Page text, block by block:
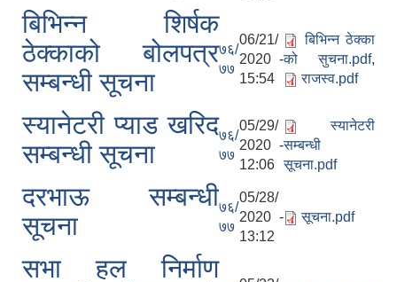
बिभिन्न शिर्षक
ठेक्काको बोलपत्र
सम्बन्धी सूचना
७६/
७७
06/21/
2020 -
15:54
बिभिन्न ठेक्का
को सुचना.pdf,
राजस्व.pdf
स्यानेटरी प्याड खरिद
सम्बन्धी सूचना
७६/
७७
05/29/
2020 -
12:06
स्यानेटरी
सम्बन्धी
सूचना.pdf
दरभाऊ सम्बन्धी
सूचना
७६/
७७
05/28/
2020 -
13:12
सूचना.pdf
सभा हल निर्माण